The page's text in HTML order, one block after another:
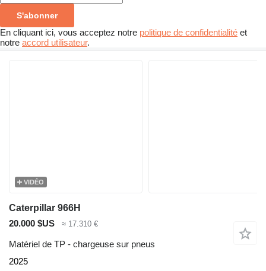
S'abonner
En cliquant ici, vous acceptez notre politique de confidentialité et
notre accord utilisateur.
VIDÉO
Caterpillar 966H
20.000 $US
≈ 17.310 €
Matériel de TP - chargeuse sur pneus
2025